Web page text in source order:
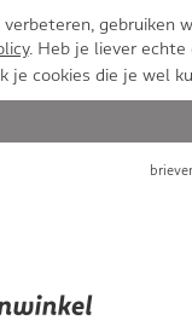
gebruiken
. Heb je liever echte
je cookies die je wel